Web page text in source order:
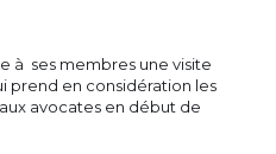
à ses membres une visite
prend en considération les
avocates en début de